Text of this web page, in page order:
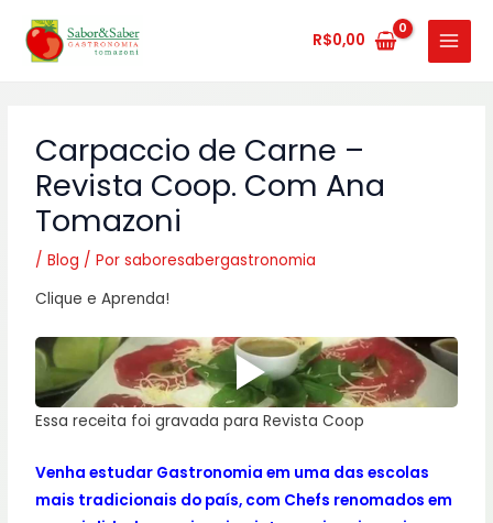
para
R$0,00
MAIN
MENU
Carpaccio de Carne –
Revista Coop. Com Ana
Tomazoni
/Blog / Porsaboresabergastronomia
Clique e Aprenda!
Essa receita foi gravada para Revista Coop
Venha estudar Gastronomia em uma das escolas
mais tradicionais do país, com Chefs renomados em